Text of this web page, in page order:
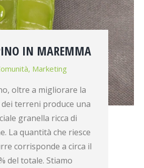
IN MAREMMA
, Marketing
oltre a migliorare la
terreni produce una
granella ricca di
La quantità che riesce
corrisponde a circa il
del totale. Stiamo